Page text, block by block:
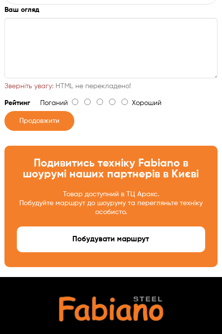
Ваш огляд
Зверніть увагу:HTML не перекладено!
РейтингПоганий Хороший
Продовжити
Подивитись техніку Fabiano в
шоурумі наших партнерів в Києві
Товар доступний в ТЦ Аракс.
Побудуйте маршрут до шоуруму та перегляньте техніку
особисто.
Побудувати маршрут